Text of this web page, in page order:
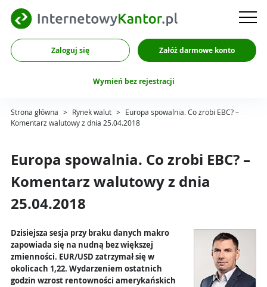
Zaloguj się Załóż darmowe konto
Wymień bez rejestracji
Strona główna > Rynek walut > Europa spowalnia. Co zrobi EBC? –
Komentarz walutowy z dnia 25.04.2018
Europa spowalnia. Co zrobi EBC? –
Komentarz walutowy z dnia
25.04.2018
Dzisiejsza sesja przy braku danych makro
zapowiada się na nudną bez większej
zmienności. EUR/USD zatrzymał się w
okolicach 1,22. Wydarzeniem ostatnich
godzin wzrost rentowności amerykańskich